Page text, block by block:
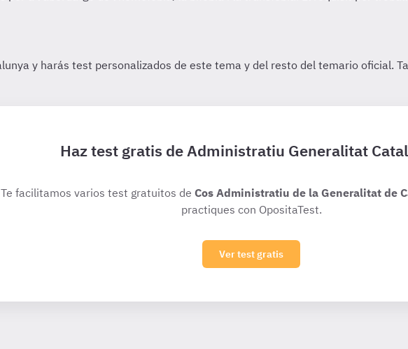
Haz test gratis de Administratiu Generalitat
Te facilitamos varios test gratuitos de Cos Administratiu de la Generalitat de
practiques con OpositaTest.
Ver test gratis